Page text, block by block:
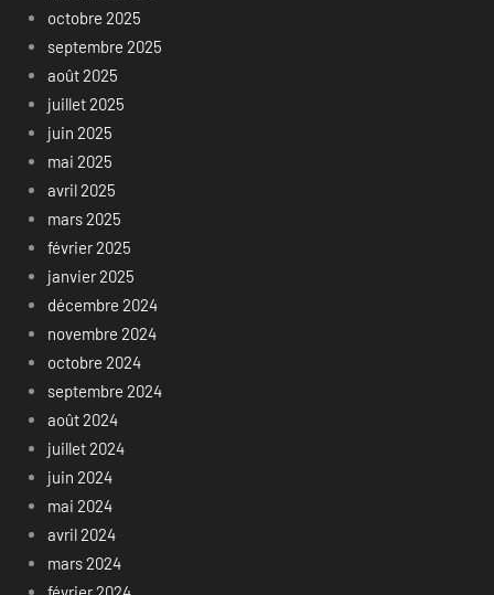
octobre 2025
septembre 2025
août 2025
juillet 2025
juin 2025
mai 2025
avril 2025
mars 2025
février 2025
janvier 2025
décembre 2024
novembre 2024
octobre 2024
septembre 2024
août 2024
juillet 2024
juin 2024
mai 2024
avril 2024
mars 2024